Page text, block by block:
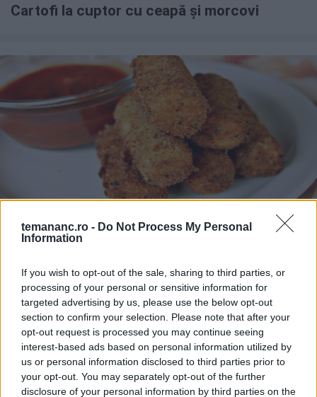
temananc.ro - Do Not Process My Personal
Information
If you wish to opt-out of the sale, sharing to third parties, or
processing of your personal or sensitive information for
targeted advertising by us, please use the below opt-out
section to confirm your selection. Please note that after your
opt-out request is processed you may continue seeing
interest-based ads based on personal information utilized by
us or personal information disclosed to third parties prior to
your opt-out. You may separately opt-out of the further
disclosure of your personal information by third parties on the
Cartofi la cuptor cu ceapă și morcovi
APERITIVE ȘI GUSTĂRI
Mozzarella sticks - crocante la exterior și